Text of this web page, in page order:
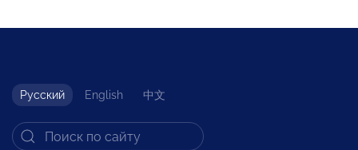
Русский English 中文